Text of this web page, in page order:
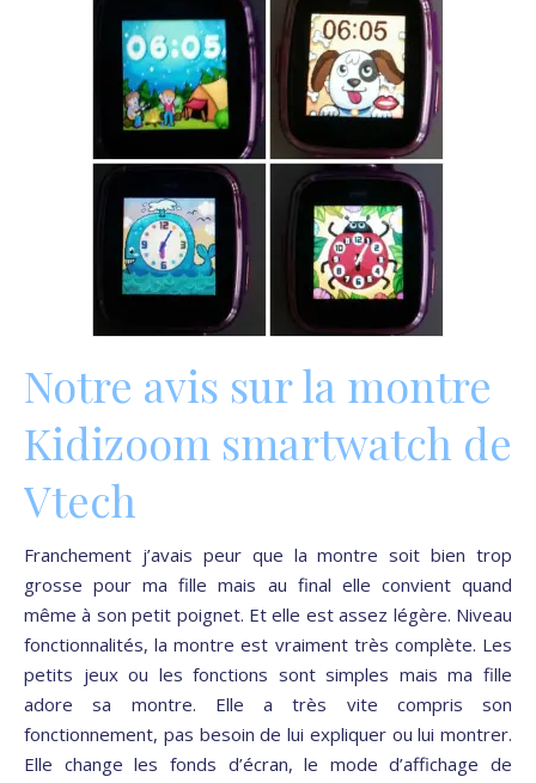
Notre avis sur la montre
Kidizoom smartwatch de
Vtech
Franchement j’avais peur que la montre soit bien trop
grosse pour ma fille mais au final elle convient quand
même à son petit poignet. Et elle est assez légère. Niveau
fonctionnalités, la montre est vraiment très complète. Les
petits jeux ou les fonctions sont simples mais ma fille
adore sa montre. Elle a très vite compris son
fonctionnement, pas besoin de lui expliquer ou lui montrer.
Elle change les fonds d’écran, le mode d’affichage de